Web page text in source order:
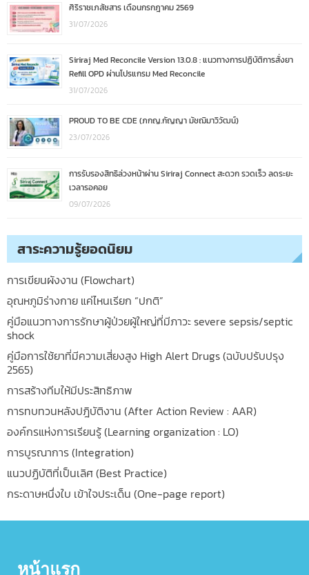
ศิริราชเภสัชสาร เดือนกรกฎาคม 2569
31/07/2026
Siriraj Med Reconcile Version 13.0.8 : แนวทางการปฏิบัติการสั่งยา
Refill OPD ผ่านโปรแกรม Med Reconcile
31/07/2026
PROUD TO BE CDE (ภกญ.กัญญา มัชฌิมาวิวัฒน์)
23/07/2026
การรับรองสิทธิล่วงหน้าผ่าน Siriraj Connect สะดวก รวดเร็ว ลดระยะ
เวลารอคอย
09/07/2026
สาระความรู้ยอดนิยม
การเขียนผังงาน (Flowchart)
อุณหภูมิร่างกาย แค่ไหนเรียก “ปกติ”
คู่มือแนวทางการรักษาผู้ป่วยผู้ใหญ่ที่มีภาวะ severe sepsis/septic
shock
คู่มือการใช้ยาที่มีความเสี่ยงสูง High Alert Drugs (ฉบับปรับปรุง
2565)
การสร้างทีมให้มีประสิทธิภาพ
การทบทวนหลังปฎิบัติงาน (After Action Review : AAR)
องค์กรแห่งการเรียนรู้ (Learning organization : LO)
การบูรณาการ (Integration)
แนวปฏิบัติที่เป็นเลิศ (Best Practice)
กระดาษหนึ่งใบ เข้าใจประเด็น (One-page report)
หน้าแรก